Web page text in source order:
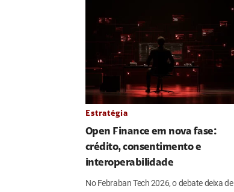
Estratégia
Open Finance em nova fase:
crédito, consentimento e
interoperabilidade
No Febraban Tech 2026, o debate deixa de